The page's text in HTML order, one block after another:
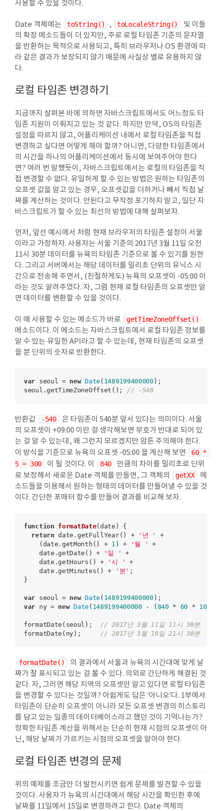
등 조
사용할 수 있을 것이다.
Date 객체에는 toString() , toLocaleString()
및 이들
의 확장 메소드들이 더 있지만, 주로 로컬 타임존 기준의 문자열
을 반환하는 목적으로 사용되고, 특히 브라우저나 OS 환경에 따
라 같은 결과가 보장되지 않기 때문에 사실상 별로 유용하지 않
다.
로컬 타임존 변경하기
지금까지 살펴본 바에 의하면 자바스크립트에서도 어느정도 타
임존 지원이 이뤄지고 있는 것 같다. 하지만 만약, OS의 타임존
설정을 따르지 않고, 어플리케이션 내에서 로컬 타임존을 직접
변경하고 싶다면 어떻게 해야 할까? 아니면, 다양한 타임존에서
의 시간을 하나의 어플리케이션에서 동시에 보여주어야 한다
면? 여러 번 말했듯이, 자바스크립트에서는 로컬의 타임존을 직
접 변경할 수 없다. 유일하게 할 수 있는 방법은 원하는 타임존의
오프셋 값을 알고 있는 경우, 오프셋값을 더하거나 빼서 직접 날
짜를 계산하는 것이다. 안된다고 무작정 포기하지 말고, 일단 자
바스크립트가 할 수 있는 최선의 방법에 대해 살펴보자.
먼저, 앞선 예시에서 처럼 현재 브라우저의 타임존 설정이 서울
이라고 가정하자. 사용자는 서울 기준의 2017년 3월 11일 오전
11시 30분 데이터를 뉴욕의 타임존 기준으로 볼 수 있기를 원한
다. 그리고 서버에서는 해당 데이터를 밀리초 단위의 유닉스 시
간으로 전송해 주면서, (친절하게도) 뉴욕의 오프셋이 -05:00 이
라는 것도 알려주었다. 자, 그럼 현재 로컬 타임존의 오프셋만 알
면 데이터를 변환할 수 있을 것이다.
이 때 사용할 수 있는 메소드가 바로 getTimeZoneOffset()
메소드이다. 이 메소드는 자바스크립트에서 로컬 타임존 정보를
알 수 있는 유일한 API라고 할 수 있는데, 현재 타임존의 오프셋
을 분 단위의 숫자로 반환한다.
var seoul = new Date ( 1489199400000 );
seoul.getTimeZoneOffset(); // -540
반환값 -540
은 타임존이 540분 앞서 있다는 의미이다. 서울
의 오프셋이 +09:00 이란 걸 생각해보면 부호가 반대로 되어 있
는 걸 알 수 있는데, 왜 그런지 모르겠지만 암튼 주의해야 한다.
이 방식을 기준으로 뉴욕의 오프셋 -05:00 을 계산해 보면
60 *
5 = 300
이 될 것이다. 이 840
만큼의 차이를 밀리초로 단위
로 보정해서 새로운 Date 객체를 만들면, 그 객체의
getXX
메
소드들을 이용해서 원하는 형태의 데이터를 만들어낼 수 있을 것
이다. 간단한 포매터 함수를 만들어 결과를 비교해 보자.
function formatDate(date ) {
return date.getFullYear() + '년 '
+
    (date.getMonth() +
1 ) + '월 '
+
    date.getDate() +
'일 '
+
    date.getHours() +
'시 '
+
    date.getMinutes() +
'분' ;
}
var seoul = new Date ( 1489199400000
var ny = new Date ( 1489199400000 - ( 840 * 60 * 1000
formatDate(seoul); // 2017년 3월 11일 11시 30분
formatDate(ny); // 2017년 3월 10일 21시 30분
formatDate()
의 결과에서 서울과 뉴욕의 시간대에 맞게 날
짜가 잘 표시되고 있는 걸 볼 수 있다. 의외로 간단하게 해결된 것
같다. 자, 그러면 해당 지역의 오프셋만 알고 있다면 로컬 타임존
을 변경할 수 있다는 것일까? 아쉽게도 답은 ‘아니오’다. 1부에서
타임존이 단순히 오프셋이 아니라 모든 오프셋 변경의 히스토리
를 담고 있는 일종의 데이터베이스라고 했던 것이 기억나는가?
정확한 타임존 계산을 위해서는 단순히 현재 시점의 오프셋이 아
닌, 해당 날짜가 가르키는 시점의 오프셋을 알아야 한다.
로컬 타임존 변경의 문제
위의 예제를 조금만 더 발전시키면 쉽게 문제를 발견할 수 있을
것이다. 사용자가 뉴욕의 시간대에서 해당 시간을 확인한 후에
날짜를 11일에서 15일로 변경하려고 한다. Date 객체의